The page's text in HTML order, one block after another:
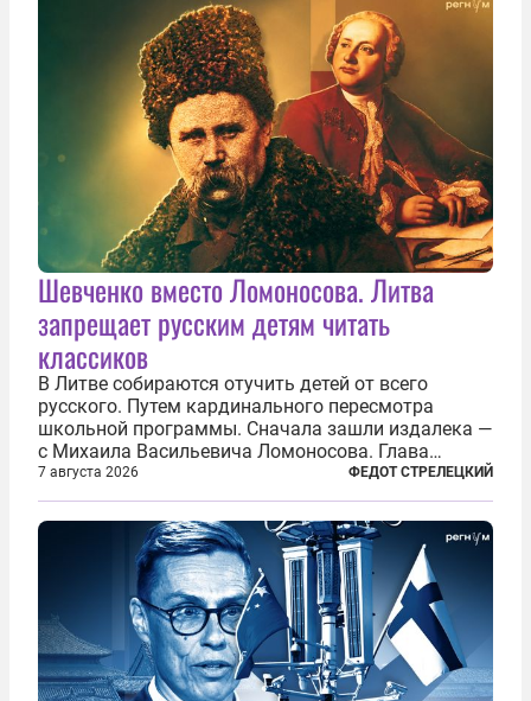
Шевченко вместо Ломоносова. Литва
запрещает русским детям читать
классиков
В Литве собираются отучить детей от всего
русского. Путем кардинального пересмотра
школьной программы. Сначала зашли издалека —
с Михаила Васильевича Ломоносова. Глава
правительства Литвы Миндаугас Синкявичюс
предложил исключить его тексты из программ
общего образования. Мотивировал он это тем,
7 августа 2026 ФЕДОТ СТРЕЛЕЦКИЙ